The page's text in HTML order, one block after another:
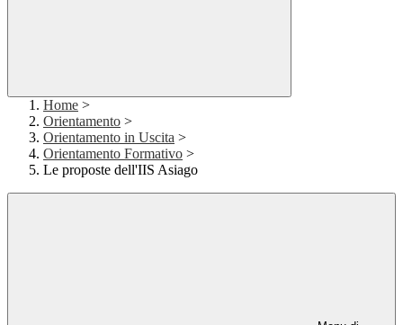
Home >
Orientamento >
Orientamento in Uscita >
Orientamento Formativo >
Le proposte dell'IIS Asiago